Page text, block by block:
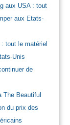
aux USA : tout
aux Etats-
tout le matériel
Unis
de
The Beautiful
du prix des